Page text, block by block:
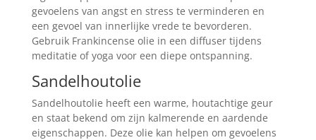
gevoelens van angst en stress te verminderen en
een gevoel van innerlijke vrede te bevorderen.
Gebruik Frankincense olie in een diffuser tijdens
meditatie of yoga voor een diepe ontspanning.
Sandelhoutolie
Sandelhoutolie heeft een warme, houtachtige geur
en staat bekend om zijn kalmerende en aardende
eigenschappen. Deze olie kan helpen om gevoelens